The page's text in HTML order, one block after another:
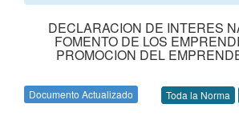
DECLARACION DE INTERES
FOMENTO DE LOS
PROMOCION DEL
Documento Actualizado Toda la Norma